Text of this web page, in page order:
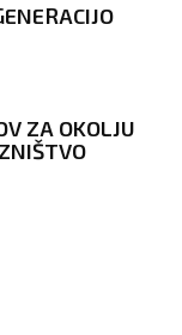
ZA OKOLJU